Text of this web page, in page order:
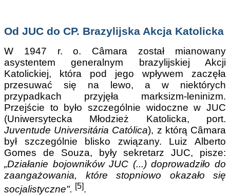
Od JUC do CP. Brazylijska Akcja Katolicka
W 1947 r. o. Câmara został mianowany
asystentem generalnym brazylijskiej Akcji
Katolickiej, która pod jego wpływem zaczęła
przesuwać się na lewo, a w niektórych
przypadkach przyjęła marksizm-leninizm.
Przejście to było szczególnie widoczne w JUC
(Uniwersytecka Młodzież Katolicka, port.
Juventude Universitária Católica), z którą Câmara
był szczególnie blisko związany. Luiz Alberto
Gomes de Souza, były sekretarz JUC, pisze:
„Działanie bojowników JUC (...) doprowadziło do
zaangażowania, które stopniowo okazało się
socjalistyczne". [5].